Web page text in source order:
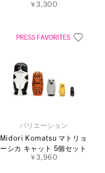
￥3,300
バリエーション
Midori Komatsu マトリョ
ーシカ キャット 5個セット
￥3,960